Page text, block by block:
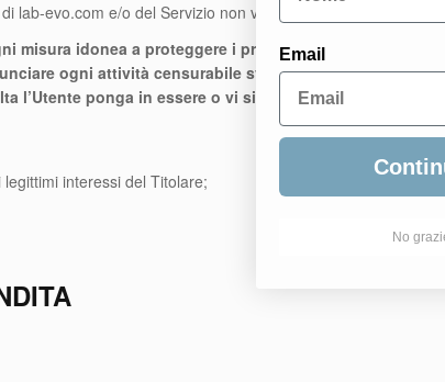
lab-evo.com e/o del Servizio non violi la legge, i regolamenti
misura idonea a proteggere i propri interessi legittimi, ed
ogni attività censurabile svolta tramite lab-
l’Utente ponga in essere o vi sia il sospetto che ponga
interessi del Titolare;
Email
No